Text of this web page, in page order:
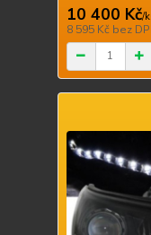
10 400 Kč/
8 595 Kč bez